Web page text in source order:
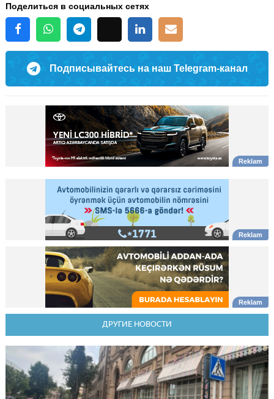
Поделиться в социальных сетях
Подписывайтесь на наш Telegram-канал
ДРУГИЕ НОВОСТИ